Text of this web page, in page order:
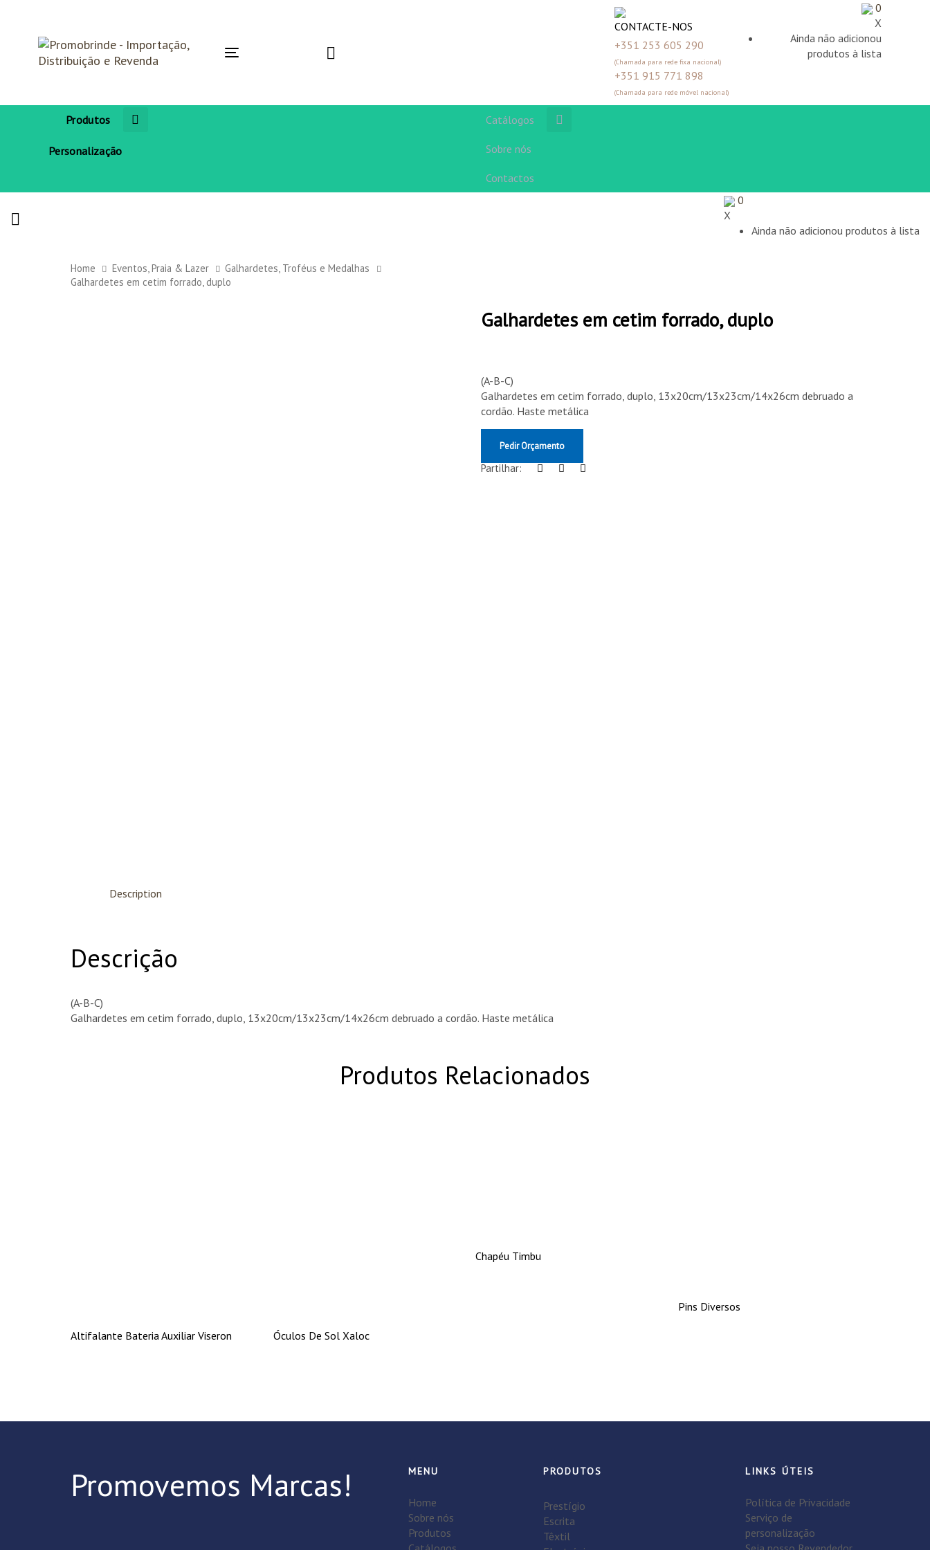
Toggle
CONTACTE-NOS
+351 253 605 290
(Chamada para rede fixa nacional)
+351 915 771 898
(Chamada para rede móvel nacional)
0
X
Ainda não adicionou
produtos à lista
Produtos
Personalização
Catálogos
Sobre nós
Contactos
0
X
Ainda não adicionou produtos à lista
Home Eventos, Praia & Lazer
Galhardetes, Troféus e Medalhas
Galhardetes em cetim forrado, duplo
Galhardetes em cetim forrado, duplo
(A-B-C)
Galhardetes em cetim forrado, duplo, 13x20cm/13x23cm/14x26cm debruado a
cordão. Haste metálica
Pedir Orçamento
Partilhar:
Description
Descrição
(A-B-C)
Galhardetes em cetim forrado, duplo, 13x20cm/13x23cm/14x26cm debruado a cordão. Haste metálica
Produtos Relacionados
Altifalante Bateria Auxiliar Viseron Óculos De Sol Xaloc
Chapéu Timbu
Pins Diversos
Promovemos Marcas! MENU
Home
Sobre nós
Produtos
PRODUTOS
Prestígio
Escrita
Têxtil
LINKS ÚTEIS
Política de Privacidade
Serviço de
personalização